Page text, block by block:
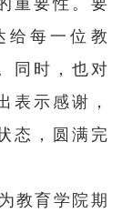
重要性。要
给每一位教
同时，也对
表示感谢，
态，圆满完
教育学院期